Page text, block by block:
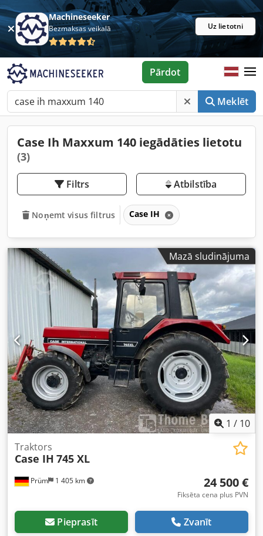
Machineseeker
Bezmaksas veikalā Uz lietotni
Meklēt
Pārdot
Case Ih Maxxum 140 iegādāties lietotu
(3)
Filtrs Atbilstība
Noņemt visus filtrus Case IH
Mazā sludinājuma
1 / 10
Prüm 1 405 km
Traktors
Case IH 745 XL
24 500 €
Fiksēta cena plus PVN
Pieprasīt Zvanīt